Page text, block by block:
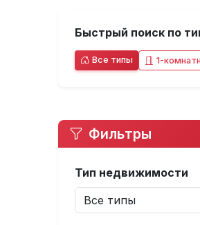
Быстрый поиск по
Все типы 1-
Фильтры
Тип недвижимости